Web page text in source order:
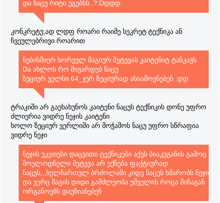
და ნაცუ რიტი უგებსს..?:Dდდდ
კონკრეტუ;ად ლდფ როარი რაიმე სეკრეტ ტექნიკა ან
ჩვეულებრივი როარით
ნებისმიერ სორეულ მაგიურ შეტევას კაიტენიტ ტანკავს
Dა ახლოს რო მივარდებ ნაცუ
ზეციურ ველსი 64_ჯერ ზეციურად ასიამოვნებენ :დდ
ტრაკიში არ გაეხახუნოს კაიტენი ნაცუს ტექნიკის დონე უფრო
ძლიერია ვიდრე ნეჯის კაიტენი
ხოლო ზეციურ ვერლიში არ მოჭამოს ნაცუ უფრო სწრაფია
ვიდრე ნეჯი
ნეჯის უკეთესი დაცვითი ტექნიკები აქვს ბიაკუგანის გამოც
მოულოდნელი შეტევა არ ექნება ფაქტიურად
ნაცუს,,,ხელჩართულ ბრძოლაში კიდე ნაცუს ხმარობს ნეჯი
და ვერც მაგის დიდი გამძლეობა უშველის როცა შინაგან
ორგანოებს დაუზიანებენ